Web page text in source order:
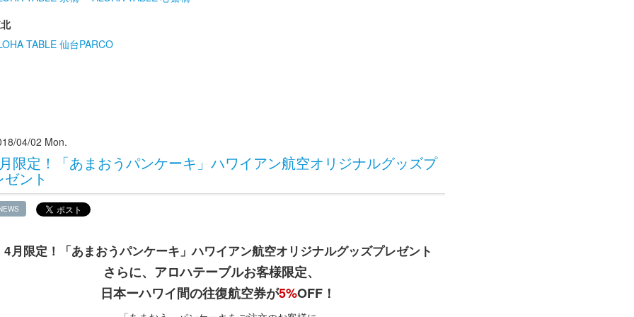
TABLE 仙台PARCO
04/02 Mon.
限定！「あまおうパンケーキ」 ハワイアン航空オリジナルグッズプ
ゼント
4月限定！「あまおうパンケーキ」ハワイアン航空オリジナルグッズプレゼント
さらに、アロハテーブルお客様限定、
日本ーハワイ間の往復航空券が5%OFF！